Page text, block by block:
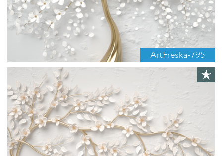
ArtFreska-795